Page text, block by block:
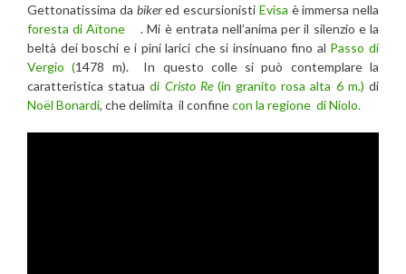
Gettonatissima da bikered escursionisti Evisa è immersa nella
foresta di Aïtone
. Mi è entrata nell’anima per il silenzio e la
beltà dei boschi e i pini larici che si insinuano fino al Passo di
Vergio (1478 m). In questo colle si può contemplare la
caratteristica statuadi Cristo Re(in granito rosa alta 6 m.) di
Noël Bonardi, che delimita il confinecon la regione di Niolo.